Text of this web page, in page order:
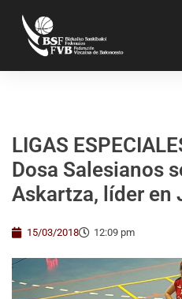
LIGAS
Dosa Salesianos
Askartza, líder en
15/03/2018 12:09 pm